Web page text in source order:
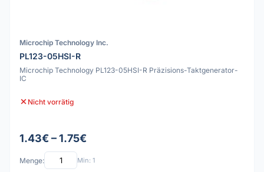
Microchip Technology Inc.
PL123-05HSI-R
Microchip Technology PL123-05HSI-R Präzisions-Taktgenerator-
IC
Nicht vorrätig
1.43€ – 1.75€
Menge: Min: 1